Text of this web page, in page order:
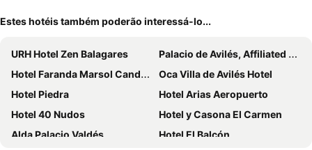
Estes hotéis também poderão interessá-lo...
URH Hotel Zen Balagares
Palacio de Avilés, Affiliated by Meliá
Hotel Faranda Marsol Candas, Ascend Hotel Collection
Oca Villa de Avilés Hotel
Hotel Piedra
Hotel Arias Aeropuerto
Hotel 40 Nudos
Hotel y Casona El Carmen
Alda Palacio Valdés
Hotel El Balcón